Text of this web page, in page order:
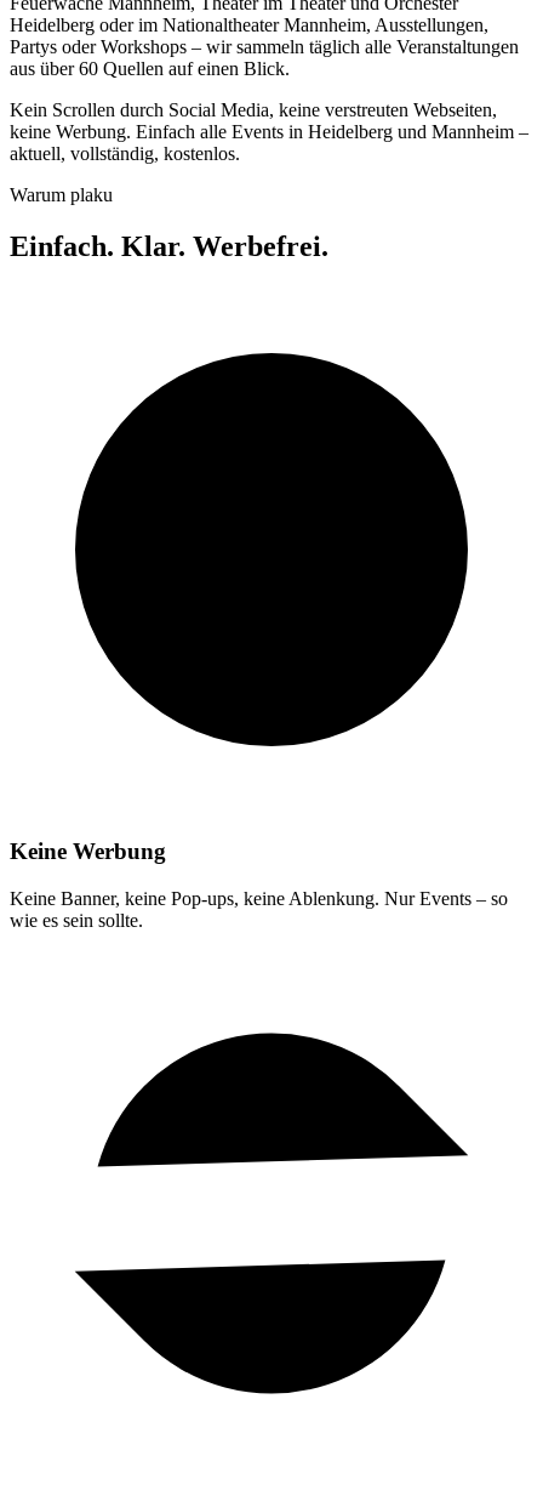
Heidelberg oder im Nationaltheater Mannheim, Ausstellungen,
Partys oder Workshops – wir sammeln täglich alle Veranstaltungen
aus über 60 Quellen auf einen Blick.
Kein Scrollen durch Social Media, keine verstreuten Webseiten,
keine Werbung. Einfach alle Events in Heidelberg und Mannheim –
aktuell, vollständig, kostenlos.
Warum plaku
Einfach. Klar. Werbefrei.
Keine Werbung
Keine Banner, keine Pop-ups, keine Ablenkung. Nur Events – so
wie es sein sollte.